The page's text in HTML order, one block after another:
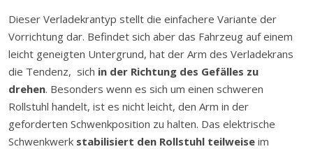
Dieser Verladekrantyp stellt die einfachere Variante der
Vorrichtung dar. Befindet sich aber das Fahrzeug auf einem
leicht geneigten Untergrund, hat der Arm des Verladekrans
die Tendenz, sich in der Richtung des Gefälles zu
drehen. Besonders wenn es sich um einen schweren
Rollstuhl handelt, ist es nicht leicht, den Arm in der
geforderten Schwenkposition zu halten. Das elektrische
Schwenkwerk stabilisiert den Rollstuhl teilweise im